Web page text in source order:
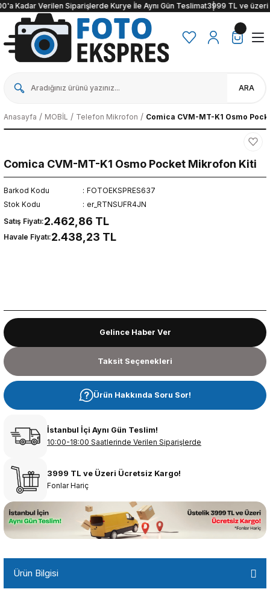
Verilen Siparişlerde Kurye İle Aynı Gün Teslimat3999 TL ve üzeri
ARA
Anasayfa MOBİL Telefon Mikrofon Comica CVM-MT-K1 Osmo
Comica CVM-MT-K1 Osmo Pocket Mikrofon Kiti
Barkod Kodu
FOTOEKSPRES637
Stok Kodu
er_RTNSUFR4JN
Satış Fiyatı:2.462,86 TL
Havale Fiyatı:2.438,23 TL
Gelince Haber Ver
Taksit Seçenekleri
Ürün Hakkında Soru Sor!
İstanbul İçi Aynı Gün Teslim!
10:00-18:00 Saatlerinde Verilen Siparişlerde
3999 TL ve Üzeri Ücretsiz Kargo!
Fonlar Hariç
Ürün Bilgisi